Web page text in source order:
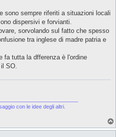
sono sempre riferiti a situazioni locali
dispersivi e forvianti.
sorvolando sul fatto che spesso
tra inglese di madre patria e
fa tutta la dfferenza è l'ordine
SO.
con le idee degli altri.